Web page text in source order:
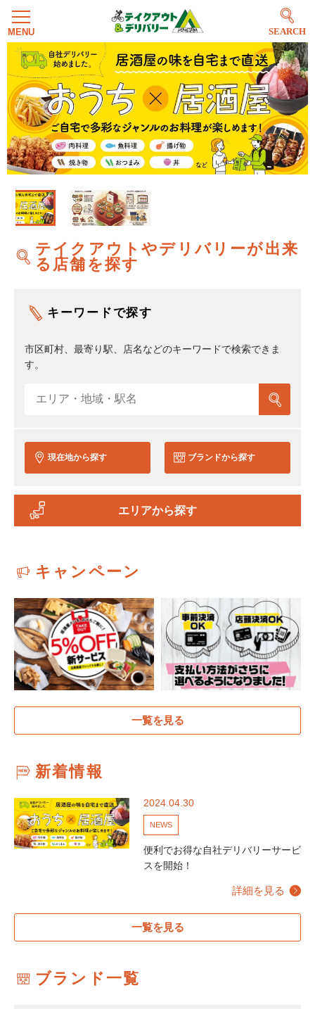
SEARCH
テイクアウトやデリバリーが出来
る店舗を探す
キーワードで探す
市区町村、最寄り駅、店名などのキーワードで検索できま
す。
現在地から探す ブランドから探す
エリアから探す
キャンペーン
一覧を見る
新着情報
2024.04.30
NEWS
便利でお得な自社デリバリーサービ
スを開始！
詳細を見る
一覧を見る
ブランド一覧